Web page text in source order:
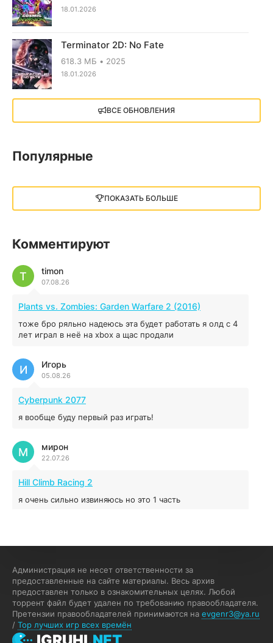
18.01.2026
Terminator 2D: No Fate
618.3 МБ 2025
18.01.2026
X4: Foundations (2018)
13.73 GB 2018
13 ГБ 2025
illWill
04.12.2025
MAFIA: THE OLD COUNTRY
44.98 ГБ 2025
04.12.2025
Red Chaos - The Strict Order
04.12.2025
16.95 ГБ
04.12.2025
ВСЕ ОБНОВЛЕНИЯ
Популярные
ПОКАЗАТЬ БОЛЬШЕ
Комментируют
timon
07.08.26
T
Plants vs. Zombies: Garden Warfare 2 (2016)
тоже бро ряльно надеюсь эта будет работать я олд с 4
лет играл в неё на xbox а щас продали
Игорь
05.08.26
И
Cyberpunk 2077
я вообще буду первый раз играть!
мирон
22.07.26
М
Hill Climb Racing 2
я очень сильно извиняюсь но это 1 часть
если эта для пс а не для пк какого лешего вы пишите
на пк !!!!! Сука ебланойды космические вы напишите
блять на пк с установлением Эмулятора сука калеки на
мозг блять последней стадии
Fannie
F
Администрация не несет ответственности за
предоставленные на сайте материалы. Весь архив
предоставлен только в ознакомительных целях. Любой
торрент файл будет удален по требованию правообладателя.
Претензии правообладателей принимаются на evgenr3@ya.ru
/ Top лучших игр всех времён